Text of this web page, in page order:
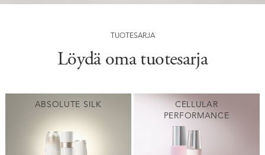
TUOTESARJA
Löydä oma tuotesarja
ABSOLUTE SILK
CELLULAR
PERFORMANCE